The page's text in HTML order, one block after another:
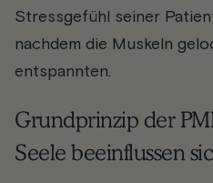
Stressgefühl seiner
nachdem die Muskeln
entspannten.
Grundprinzip der
Seele beeinflussen